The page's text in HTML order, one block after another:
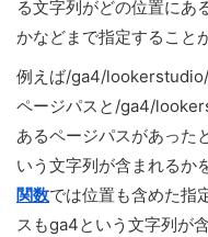
る文字列がどの位置にあ
かなどまで指定すること
例えば/ga4/
ページパスと/ga4/
あるページパスがあった
いう文字列が含まれるか
関数では位置も含めた指
スもga4という文字列が